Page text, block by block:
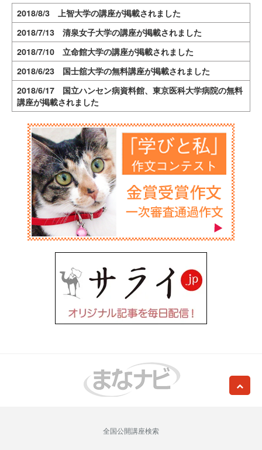
2018/8/3 上智大学の講座が掲載されました
2018/7/13 清泉女子大学の講座が掲載されました
2018/7/10 立命館大学の講座が掲載されました
2018/6/23 国士舘大学の無料講座が掲載されました
2018/6/17 国立ハンセン病資料館、東京医科大学病院の無料
講座が掲載されました
全国公開講座検索